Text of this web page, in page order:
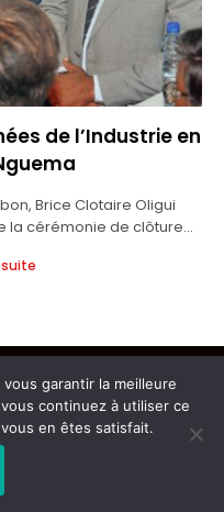
de l’Industrie en
Brice Clotaire Oligui
la cérémonie de clôture
suite
DU CONTINENT
garantir la meilleure
continuez à utiliser ce
en êtes satisfait.